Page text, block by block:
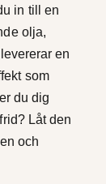
in till en
olja,
en
som
du dig
Låt den
och